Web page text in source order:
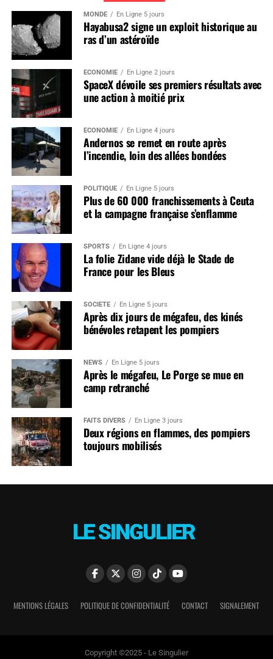
MONDE En Ligne 5 jours
Hayabusa2 signe un exploit historique au
ras d’un astéroïde
ÉCONOMIE En Ligne 2 jours
SpaceX dévoile ses premiers résultats avec
une action à moitié prix
ÉCONOMIE En Ligne 4 jours
Andernos se remet en route après
l’incendie, loin des allées bondées
POLITIQUE En Ligne 5 jours
Plus de 60 000 franchissements à Ceuta
et la campagne française s’enflamme
SPORTS En Ligne 4 jours
La folie Zidane vide déjà le Stade de
France pour les Bleus
SOCIÉTÉ En Ligne 5 jours
Après dix jours de mégafeu, des kinés
bénévoles retapent les pompiers
NEWS En Ligne 5 jours
Après le mégafeu, Le Porge se mue en
camp retranché
FAITS DIVERS En Ligne 3 jours
Deux régions en flammes, des pompiers
toujours mobilisés
MENTIONS LÉGALES POLITIQUE DE CONFIDENTIALITÉ CONTACT SIGNALEMENT
Copyright ©2025 - Le Singulier